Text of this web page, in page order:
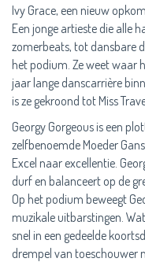
Ivy Grace, een nieuw
Een jonge artieste die alle
zomerbeats, tot dansbare
het podium. Ze weet waar
jaar lange danscarrière
is ze gekroond tot Miss
Georgy Gorgeous is een
zelfbenoemde Moeder
Excel naar excellentie.
durf en balanceert op de
Op het podium beweegt
muzikale uitbarstingen.
snel in een gedeelde
drempel van toeschouwer